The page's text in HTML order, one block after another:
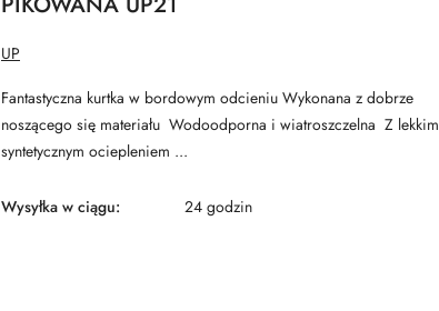
NAZWA
PRODUCENTA:
UP
Fantastyczna kurtka w bordowym odcieniu Wykonana z dobrze
noszącego się materiału Wodoodporna i wiatroszczelna Z lekkim
syntetycznym ociepleniem ...
Wysyłka w ciągu: 24 godzin